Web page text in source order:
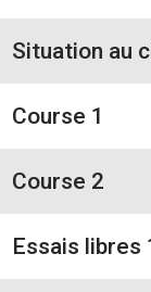
Situation au
Course 1
Course 2
Essais libres